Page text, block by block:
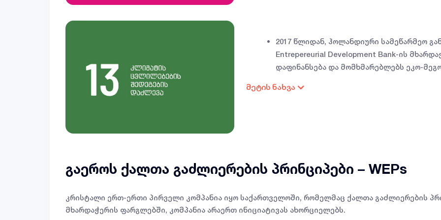
2017 წლიდან, ჰოლანდიური სამეწარმეო
Entrepereurial Development Bank-ის
დაფინანსება და მომხმარებლებს ეკო-
კომპანიაში მოქმედებს შიდა ეკო
2027 წლისთვის „კრისტალი“ გეგმავს CO
ენერგიის გამოყენებას მეტ ფილიალში;
შემცირებას ოფისებში.
მეტის ნახვა
გაეროს ქალთა გაძლიერების პრინციპები – WEPs
კრისტალი ერთ-ერთი პირველი კომპანია იყო საქართველოში, რომელმაც ქალთა გაძლიერების
მხარდაჭერის ფარგლებში, კომპანია არაერთ ინიციატივას ახორციელებს.